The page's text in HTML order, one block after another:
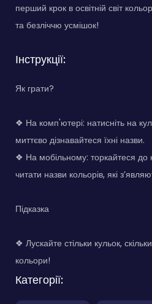
перший крок в освітній світ
та безліччю усмішок!
Інструкції:
Як грати?
❖ На комп'ютері: натисніть на
миттєво дізнавайтеся їхні назви.
❖ На мобільному: торкайтеся до
читати назви кольорів, які
Підказка
❖ Лускайте стільки кульок,
кольори!
Категорії: